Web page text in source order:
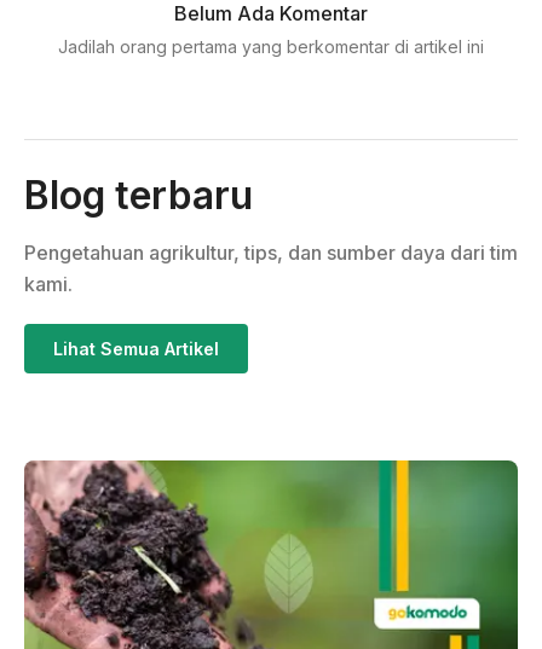
Belum Ada Komentar
Jadilah orang pertama yang berkomentar di artikel ini
Blog terbaru
Pengetahuan agrikultur, tips, dan sumber daya dari tim
kami.
Lihat Semua Artikel